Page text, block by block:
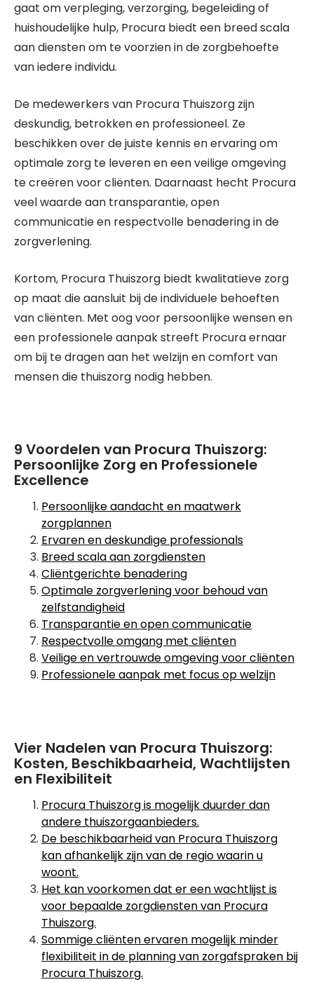
gaat om verpleging, verzorging, begeleiding of
huishoudelijke hulp, Procura biedt een breed scala
aan diensten om te voorzien in de zorgbehoefte
van iedere individu.
De medewerkers van Procura Thuiszorg zijn
deskundig, betrokken en professioneel. Ze
beschikken over de juiste kennis en ervaring om
optimale zorg te leveren en een veilige omgeving
te creëren voor cliënten. Daarnaast hecht Procura
veel waarde aan transparantie, open
communicatie en respectvolle benadering in de
zorgverlening.
Kortom, Procura Thuiszorg biedt kwalitatieve zorg
op maat die aansluit bij de individuele behoeften
van cliënten. Met oog voor persoonlijke wensen en
een professionele aanpak streeft Procura ernaar
om bij te dragen aan het welzijn en comfort van
mensen die thuiszorg nodig hebben.
9 Voordelen van Procura Thuiszorg:
Persoonlijke Zorg en Professionele
Excellence
Persoonlijke aandacht en maatwerk
zorgplannen
Ervaren en deskundige professionals
Breed scala aan zorgdiensten
Cliëntgerichte benadering
Optimale zorgverlening voor behoud van
zelfstandigheid
Transparantie en open communicatie
Respectvolle omgang met cliënten
Veilige en vertrouwde omgeving voor cliënten
Professionele aanpak met focus op welzijn
Vier Nadelen van Procura Thuiszorg:
Kosten, Beschikbaarheid, Wachtlijsten
en Flexibiliteit
Procura Thuiszorg is mogelijk duurder dan
andere thuiszorgaanbieders.
De beschikbaarheid van Procura Thuiszorg
kan afhankelijk zijn van de regio waarin u
woont.
Het kan voorkomen dat er een wachtlijst is
voor bepaalde zorgdiensten van Procura
Thuiszorg.
Sommige cliënten ervaren mogelijk minder
flexibiliteit in de planning van zorgafspraken bij
Procura Thuiszorg.